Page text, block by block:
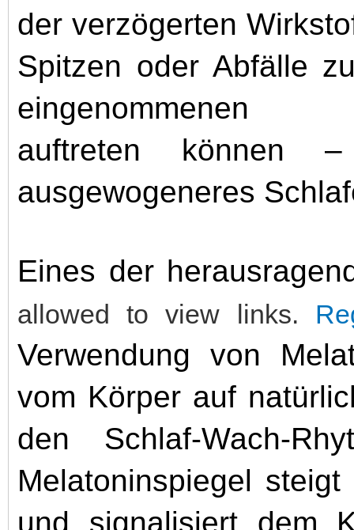
der verzögerten
Spitzen oder Abfälle
eingenommenen
auftreten können
ausgewogeneres
Eines der
allowed to view links.
Verwendung von
vom Körper auf
den Schlaf-Wach-
Melatoninspiegel
und signalisiert dem